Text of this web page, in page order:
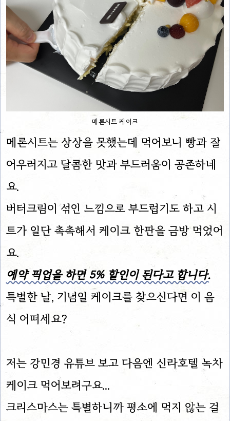
메론시트 케이크
메론시트는 상상을 못했는데 먹어보니 빵과 잘
어우러지고 달콤한 맛과 부드러움이 공존하네
요.
버터크림이 섞인 느낌으로 부드럽기도 하고 시
트가 일단 촉촉해서 케이크 한판을 금방 먹었어
요.
예약 픽업을 하면 5% 할인이 된다고 합니다.
특별한 날, 기념일 케이크를 찾으신다면 이 음
식 어떠세요?
저는 강민경 유튜브 보고 다음엔 신라호텔 녹차
케이크 먹어보려구요...
크리스마스는 특별하니까 평소에 먹지 않는 걸